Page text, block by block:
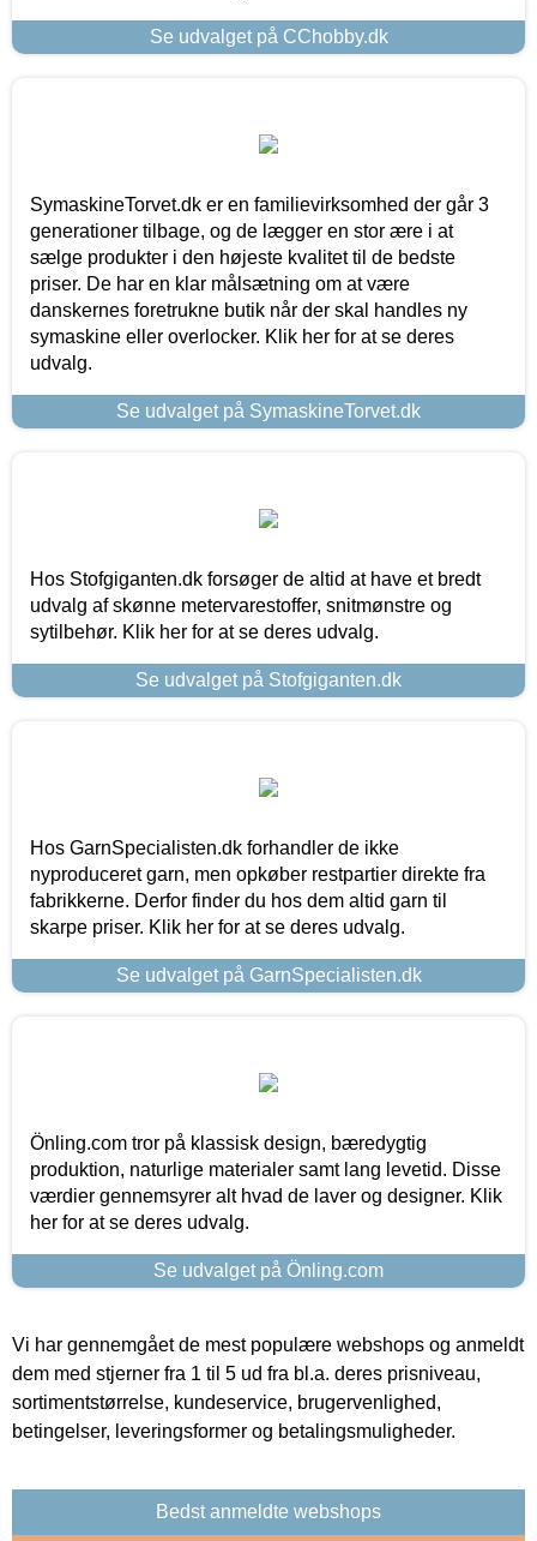
Se udvalget på CChobby.dk
SymaskineTorvet.dk er en familievirksomhed der går 3
generationer tilbage, og de lægger en stor ære i at
sælge produkter i den højeste kvalitet til de bedste
priser. De har en klar målsætning om at være
danskernes foretrukne butik når der skal handles ny
symaskine eller overlocker. Klik her for at se deres
udvalg.
Se udvalget på SymaskineTorvet.dk
Hos Stofgiganten.dk forsøger de altid at have et bredt
udvalg af skønne metervarestoffer, snitmønstre og
sytilbehør. Klik her for at se deres udvalg.
Se udvalget på Stofgiganten.dk
Hos GarnSpecialisten.dk forhandler de ikke
nyproduceret garn, men opkøber restpartier direkte fra
fabrikkerne. Derfor finder du hos dem altid garn til
skarpe priser. Klik her for at se deres udvalg.
Se udvalget på GarnSpecialisten.dk
Önling.com tror på klassisk design, bæredygtig
produktion, naturlige materialer samt lang levetid. Disse
værdier gennemsyrer alt hvad de laver og designer. Klik
her for at se deres udvalg.
Se udvalget på Önling.com
Vi har gennemgået de mest populære webshops og anmeldt
dem med stjerner fra 1 til 5 ud fra bl.a. deres prisniveau,
sortimentstørrelse, kundeservice, brugervenlighed,
betingelser, leveringsformer og betalingsmuligheder.
Bedst anmeldte webshops